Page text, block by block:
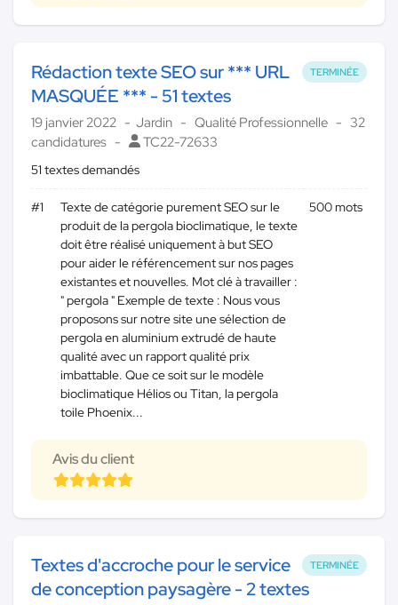
TERMINÉE
Rédaction texte SEO sur *** URL
MASQUÉE *** - 51 textes
19 janvier 2022 Jardin Qualité Professionnelle
32
candidatures
TC22-72633
51 textes demandés
#1
Texte de catégorie purement SEO sur le
produit de la pergola bioclimatique, le texte
doit être réalisé uniquement à but SEO
pour aider le référencement sur nos pages
existantes et nouvelles. Mot clé à travailler :
" pergola " Exemple de texte : Nous vous
proposons sur notre site une sélection de
pergola en aluminium extrudé de haute
qualité avec un rapport qualité prix
imbattable. Que ce soit sur le modèle
bioclimatique Hélios ou Titan, la pergola
toile Phoenix...
500 mots
Avis du client
TERMINÉE
Textes d'accroche pour le service
de conception paysagère - 2 textes